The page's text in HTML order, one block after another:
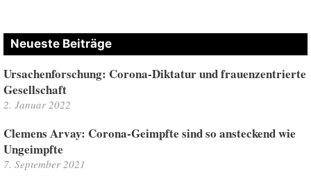
Neueste Beiträge
Ursachenforschung: Corona-Diktatur und frauenzentrierte
Gesellschaft
2. Januar 2022
Clemens Arvay: Corona-Geimpfte sind so ansteckend wie
Ungeimpfte
7. September 2021